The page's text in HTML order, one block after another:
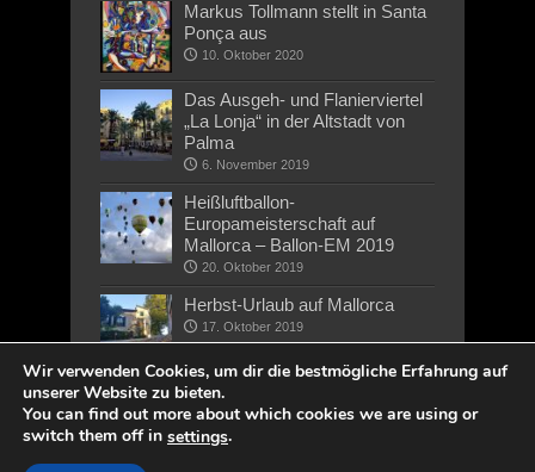
Markus Tollmann stellt in Santa
Ponça aus
10. Oktober 2020
Das Ausgeh- und Flanierviertel
„La Lonja“ in der Altstadt von
Palma
6. November 2019
Heißluftballon-
Europameisterschaft auf
Mallorca – Ballon-EM 2019
20. Oktober 2019
Herbst-Urlaub auf Mallorca
17. Oktober 2019
Wir verwenden Cookies, um dir die bestmögliche Erfahrung auf
unserer Website zu bieten.
You can find out more about which cookies we are using or
switch them off in settings.